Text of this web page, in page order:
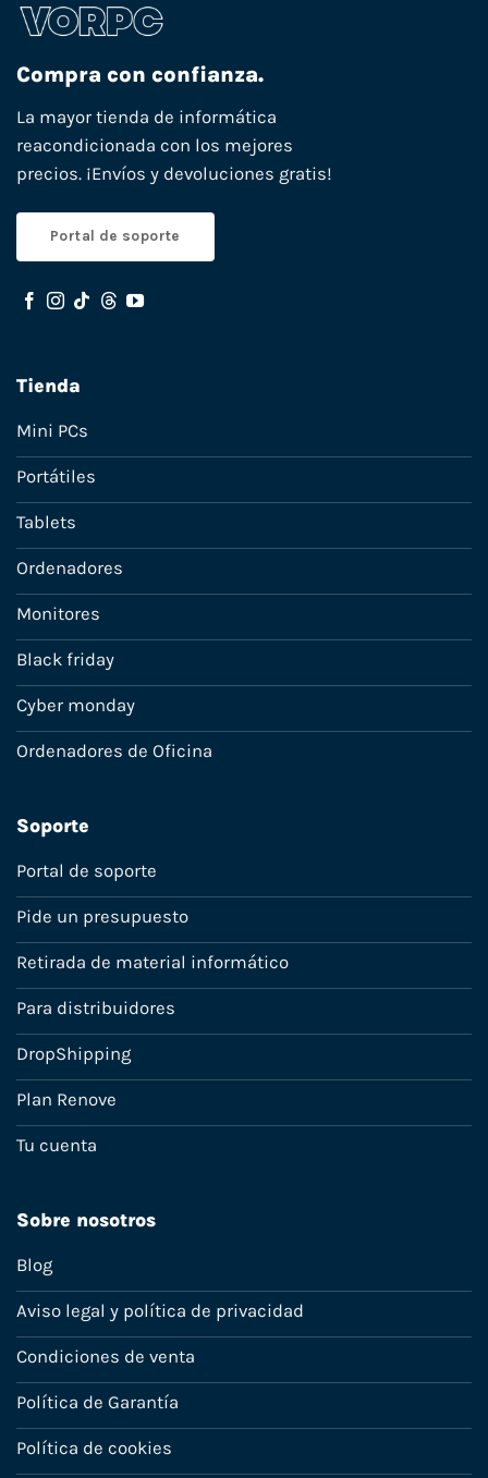
Compra con confianza.
La mayor tienda de informática
reacondicionada con los mejores
precios. ¡Envíos y devoluciones gratis!
Portal de soporte
Tienda
Mini PCs
Portátiles
Tablets
Ordenadores
Monitores
Black friday
Cyber monday
Ordenadores de Oficina
Soporte
Portal de soporte
Pide un presupuesto
Retirada de material informático
Para distribuidores
DropShipping
Plan Renove
Tu cuenta
Sobre nosotros
Blog
Aviso legal y política de privacidad
Condiciones de venta
Política de Garantía
Política de cookies